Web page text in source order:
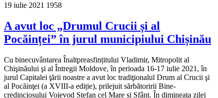
19 iulie 2021 1958
A avut loc „Drumul Crucii și al
Pocăinței” în jurul municipiului Chișinău
Cu binecuvântarea Înaltpreasfințitului Vladimir, Mitropolit al
Chişinăului şi al Întregii Moldove, în perioada 16-17 iulie 2021, în
jurul Capitalei ţării noastre a avut loc tradiţionalul Drum al Crucii şi
al Pocăinţei (a XVIII-a ediție), prilejuit sărbătoririi Bine-
credinciosului Voievod Ștefan cel Mare și Sfânt. În dimineața zilei